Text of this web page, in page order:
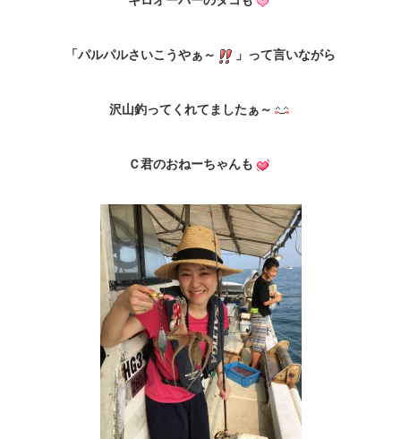
「パルパルさいこうやぁ～ 」って言いながら
沢山釣ってくれてましたぁ～
Ｃ君のおねーちゃんも